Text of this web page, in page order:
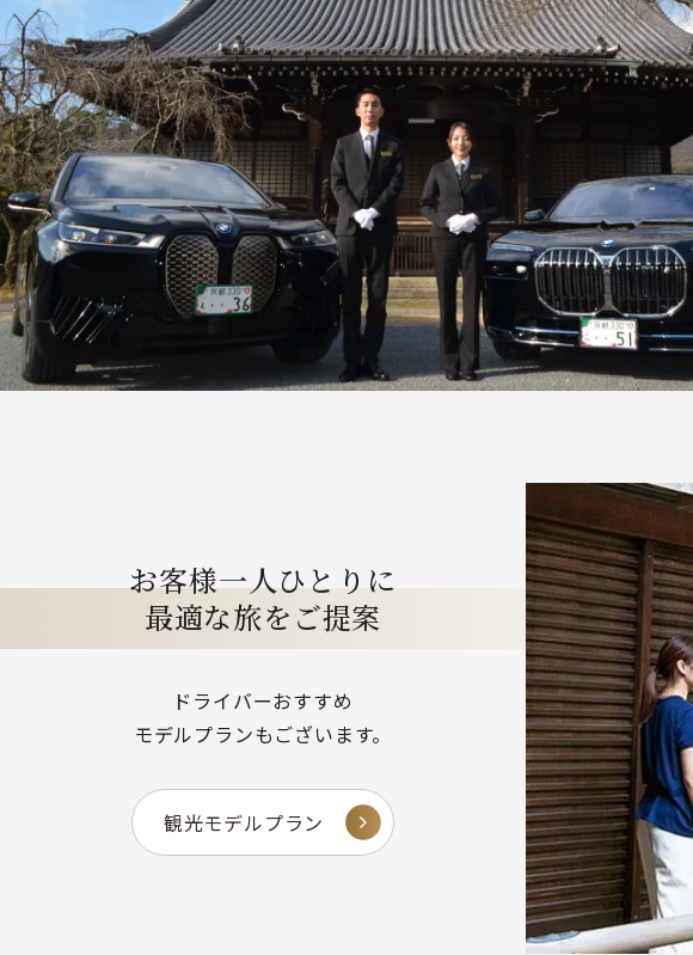
お客様一人ひとりに
最適な旅をご提案
ドライバーおすすめ
モデルプランもございます。
観光モデルプラン